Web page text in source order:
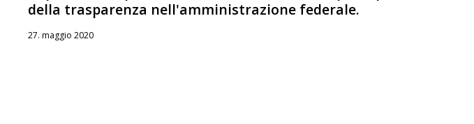
della trasparenza nell'amministrazione federale.
27. maggio 2020